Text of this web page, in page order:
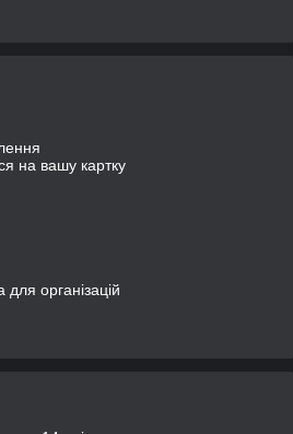
на вашу картку
організацій